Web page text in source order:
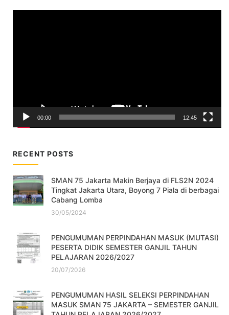
00:00 12:45
RECENT POSTS
SMAN 75 Jakarta Makin Berjaya di FLS2N 2024
Tingkat Jakarta Utara, Boyong 7 Piala di berbagai
Cabang Lomba
30/05/2024
PENGUMUMAN PERPINDAHAN MASUK (MUTASI)
PESERTA DIDIK SEMESTER GANJIL TAHUN
PELAJARAN 2026/2027
20/07/2026
PENGUMUMAN HASIL SELEKSI PERPINDAHAN
MASUK SMAN 75 JAKARTA – SEMESTER GANJIL